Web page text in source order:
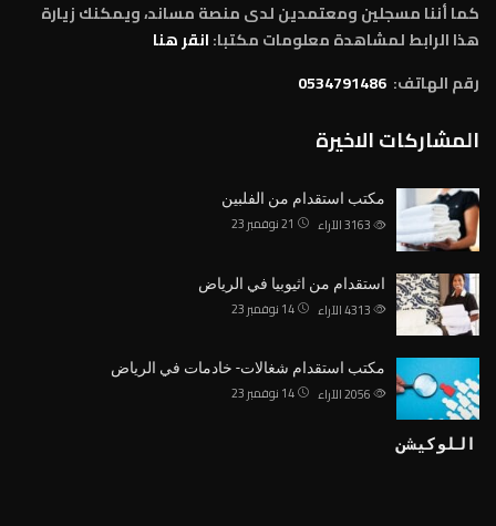
كما أننا مسجلين ومعتمدين لدى منصة مساند، ويمكنك زيارة
هذا الرابط لمشاهدة معلومات مكتبا:انقر هنا
رقم الهاتف: 0534791486
المشاركات الاخيرة
مكتب استقدام من الفلبين
21 نوفمبر 23 الآراء
استقدام من اثيوبيا في الرياض
14 نوفمبر 23 الآراء
مكتب استقدام شغالات- خادمات في الرياض
14 نوفمبر 23 الآراء
اللوكيشن